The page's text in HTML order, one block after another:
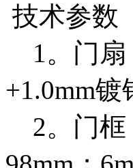
技术参数
1。门扇
+1.0mm
2。门框